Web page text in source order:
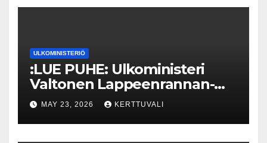
ULKOMINISTERIÖ
:LUE PUHE: Ulkoministeri
Valtonen Lappeenrannan-
Lahden teknillisen yliopiston
kunniatohtoriksi
MAY 23, 2026 KERTTUVALI